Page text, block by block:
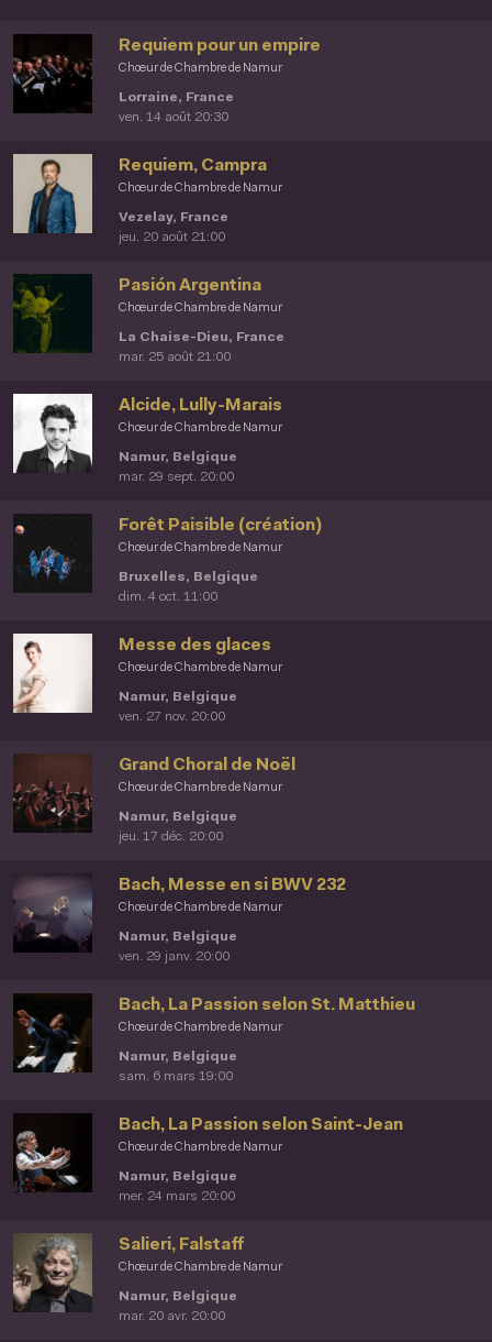
Chœur de Chambre de Namur
Requiem pour un empire
Lorraine, France
ven. 14 août 20:30
Chœur de Chambre de Namur
Requiem, Campra
Vezelay, France
jeu. 20 août 21:00
Chœur de Chambre de Namur
Pasión Argentina
La Chaise-Dieu, France
mar. 25 août 21:00
Chœur de Chambre de Namur
Alcide, Lully-Marais
Namur, Belgique
mar. 29 sept. 20:00
Chœur de Chambre de Namur
Forêt Paisible (création)
Bruxelles, Belgique
dim. 4 oct. 11:00
Chœur de Chambre de Namur
Messe des glaces
Namur, Belgique
ven. 27 nov. 20:00
Chœur de Chambre de Namur
Grand Choral de Noël
Namur, Belgique
jeu. 17 déc. 20:00
Chœur de Chambre de Namur
Bach, Messe en si BWV 232
Namur, Belgique
ven. 29 janv. 20:00
Chœur de Chambre de Namur
Bach, La Passion selon St. Matthieu
Namur, Belgique
sam. 6 mars 19:00
Chœur de Chambre de Namur
Bach, La Passion selon Saint-Jean
Namur, Belgique
mer. 24 mars 20:00
Chœur de Chambre de Namur
Salieri, Falstaff
Namur, Belgique
mar. 20 avr. 20:00